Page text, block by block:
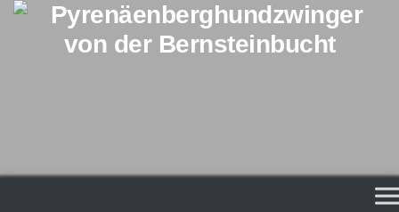
Zum Inhalt springen